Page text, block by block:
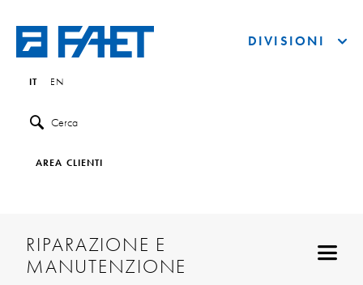
IT EN
Cerca
AREA CLIENTI
DIVISIONI
RIPARAZIONE E
MANUTENZIONE